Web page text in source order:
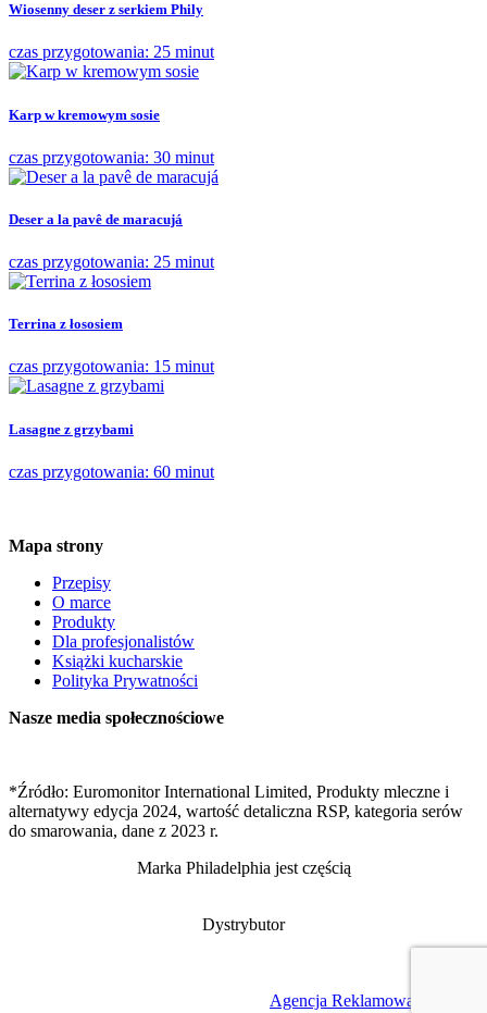
Wiosenny deser z serkiem Phily
czas przygotowania: 25 minut
Karp w kremowym sosie
czas przygotowania: 30 minut
Deser a la pavê de maracujá
czas przygotowania: 25 minut
Terrina z łososiem
czas przygotowania: 15 minut
Lasagne z grzybami
czas przygotowania: 60 minut
Mapa strony
Przepisy
O marce
Produkty
Dla profesjonalistów
Książki kucharskie
Polityka Prywatności
Nasze media społecznościowe
*Źródło: Euromonitor International Limited, Produkty mleczne i
alternatywy edycja 2024, wartość detaliczna RSP, kategoria serów
do smarowania, dane z 2023 r.
Marka Philadelphia jest częścią
Dystrybutor
Agencja Reklamowa AT